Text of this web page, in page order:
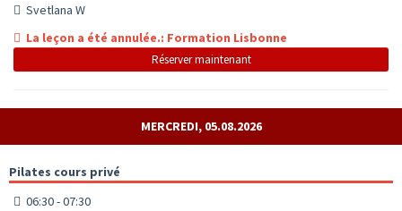
Svetlana W
La leçon a été annulée.: Formation Lisbonne
Réserver maintenant
MERCREDI, 05.08.2026
Pilates cours privé
06:30 - 07:30